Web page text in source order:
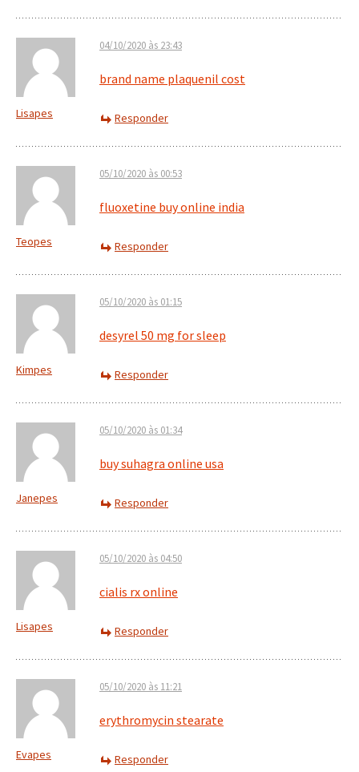
Lisapes
04/10/2020 às 23:43
brand name plaquenil cost
Responder
Teopes
05/10/2020 às 00:53
fluoxetine buy online india
Responder
Kimpes
05/10/2020 às 01:15
desyrel 50 mg for sleep
Responder
Janepes
05/10/2020 às 01:34
buy suhagra online usa
Responder
Lisapes
05/10/2020 às 04:50
cialis rx online
Responder
Evapes
05/10/2020 às 11:21
erythromycin stearate
Responder